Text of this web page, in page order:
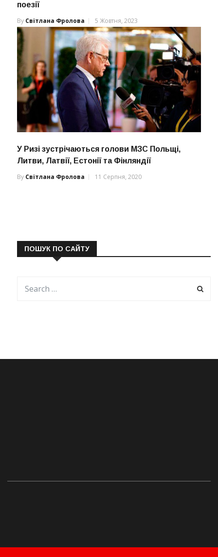
поезії
By Світлана Фролова 5 Жовтня, 2023
У Ризі зустрічаються голови МЗС Польщі,
Литви, Латвії, Естонії та Фінляндії
By Світлана Фролова 11 Серпня, 2020
ПОШУК ПО САЙТУ